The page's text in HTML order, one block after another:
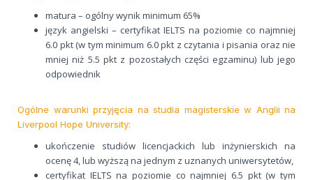
matura – ogólny wynik minimum 65%
język angielski – certyfikat IELTS na poziomie co najmniej
6.0 pkt (w tym minimum 6.0 pkt z czytania i pisania oraz nie
mniej niż 5.5 pkt z pozostałych części egzaminu) lub jego
odpowiednik
Ogólne warunki przyjęcia na studia magisterskie w Anglii na
Liverpool Hope University:
ukończenie studiów licencjackich lub inżynierskich na
ocenę 4, lub wyższą na jednym z uznanych uniwersytetów,
certyfikat IELTS na poziomie co najmniej 6.5 pkt (w tym